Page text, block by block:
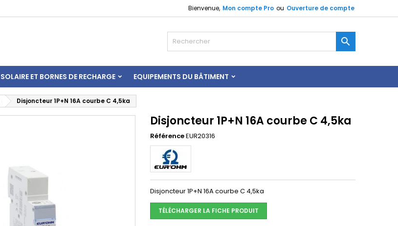
Bienvenue, Mon compte Pro ou Ouverture de compte

SOLAIRE ET BORNES DE RECHARGE EQUIPEMENTS DU BÂTIMENT
Disjoncteur 1P+N 16A courbe C 4,5ka
Disjoncteur 1P+N 16A courbe C 4,5ka
RéférenceEUR20316
Disjoncteur 1P+N 16A courbe C 4,5ka
TÉLÉCHARGER LA FICHE PRODUIT